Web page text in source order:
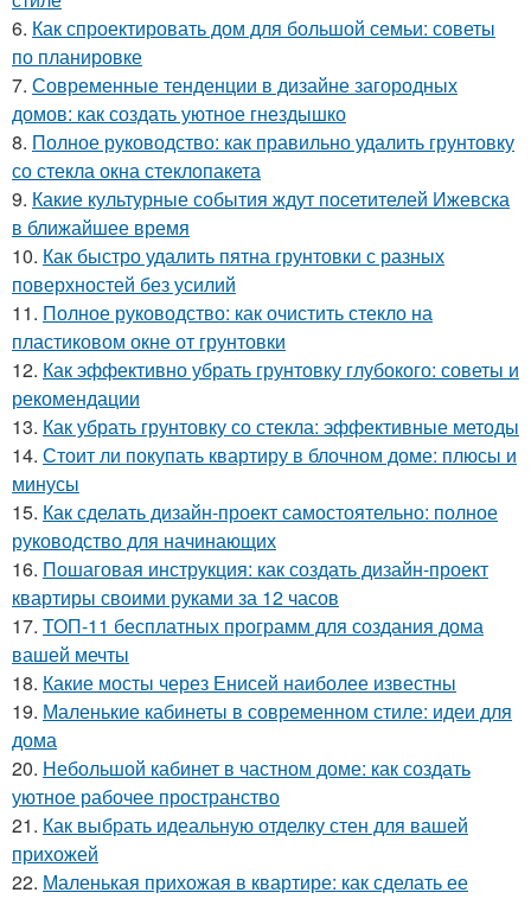
6. Как спроектировать дом для большой семьи: советы
по планировке
7. Современные тенденции в дизайне загородных
домов: как создать уютное гнездышко
8. Полное руководство: как правильно удалить грунтовку
со стекла окна стеклопакета
9. Какие культурные события ждут посетителей Ижевска
в ближайшее время
10. Как быстро удалить пятна грунтовки с разных
поверхностей без усилий
11. Полное руководство: как очистить стекло на
пластиковом окне от грунтовки
12. Как эффективно убрать грунтовку глубокого: советы и
рекомендации
13. Как убрать грунтовку со стекла: эффективные методы
14. Стоит ли покупать квартиру в блочном доме: плюсы и
минусы
15. Как сделать дизайн-проект самостоятельно: полное
руководство для начинающих
16. Пошаговая инструкция: как создать дизайн-проект
квартиры своими руками за 12 часов
17. ТОП-11 бесплатных программ для создания дома
вашей мечты
18. Какие мосты через Енисей наиболее известны
19. Маленькие кабинеты в современном стиле: идеи для
дома
20. Небольшой кабинет в частном доме: как создать
уютное рабочее пространство
21. Как выбрать идеальную отделку стен для вашей
прихожей
22. Маленькая прихожая в квартире: как сделать ее